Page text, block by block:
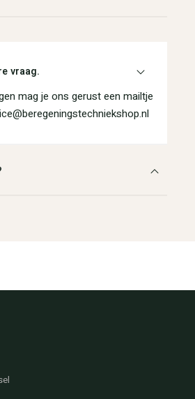
vraag.
mag je ons gerust een mailtje